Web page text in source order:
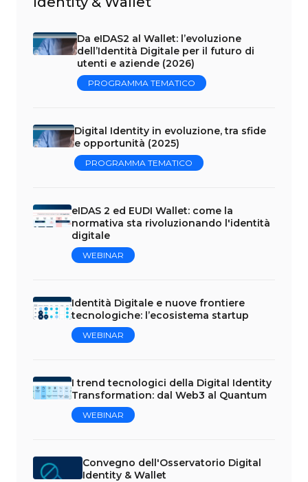
Da eIDAS2 al Wallet: l’evoluzione
dell’Identità Digitale per il futuro di
utenti e aziende (2026)
PROGRAMMA TEMATICO
Digital Identity in evoluzione, tra sfide
e opportunità (2025)
PROGRAMMA TEMATICO
eIDAS 2 ed EUDI Wallet: come la
normativa sta rivoluzionando l'identità
digitale
WEBINAR
Identità Digitale e nuove frontiere
tecnologiche: l’ecosistema startup
WEBINAR
I trend tecnologici della Digital Identity
Transformation: dal Web3 al Quantum
WEBINAR
Convegno dell'Osservatorio Digital
Identity & Wallet